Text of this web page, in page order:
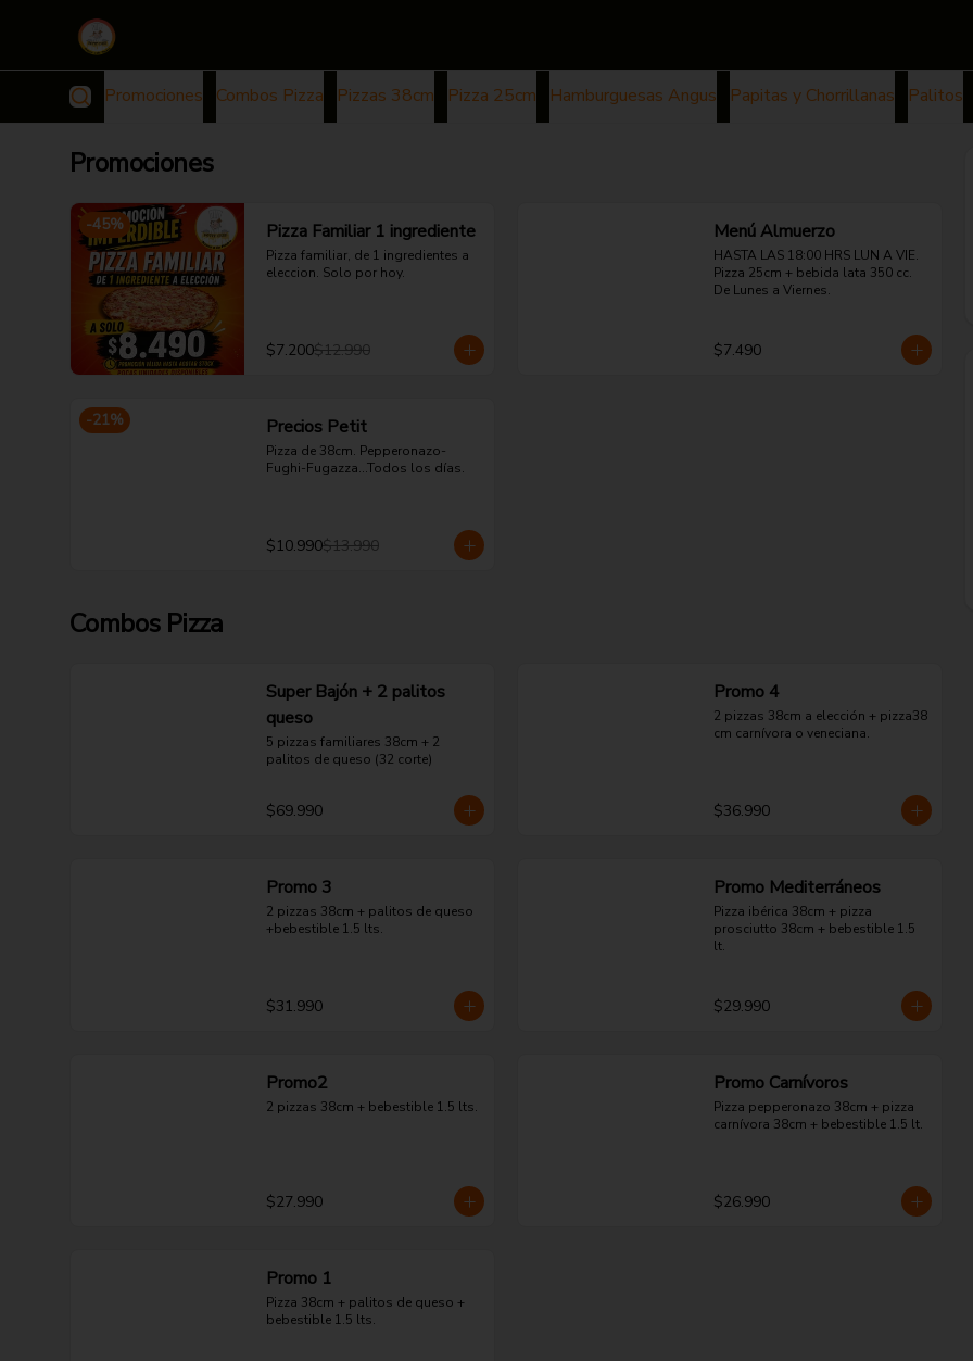
Promociones Combos Pizza Pizzas 38cm Pizza 25cm Hamburguesas Angus Papitas y Chorrillanas Palitos
Promociones
-45% Pizza Familiar 1 ingrediente
Pizza familiar, de 1 ingredientes a
eleccion. Solo por hoy.
$7.200$12.990
Menú Almuerzo
HASTA LAS 18:00 HRS LUN A VIE.
Pizza 25cm + bebida lata 350 cc.
De Lunes a Viernes.
$7.490
-21% Precios Petit
Pizza de 38cm. Pepperonazo-
Fughi-Fugazza...Todos los días.
$10.990$13.990
Combos Pizza
Super Bajón + 2 palitos
queso
5 pizzas familiares 38cm + 2
palitos de queso (32 corte)
$69.990
Promo 4
2 pizzas 38cm a elección + pizza38
cm carnívora o veneciana.
$36.990
Promo 3
2 pizzas 38cm + palitos de queso
+bebestible 1.5 lts.
$31.990
Promo Mediterráneos
Pizza ibérica 38cm + pizza
prosciutto 38cm + bebestible 1.5
lt.
$29.990
Promo2
2 pizzas 38cm + bebestible 1.5 lts.
$27.990
Promo Carnívoros
Pizza pepperonazo 38cm + pizza
carnívora 38cm + bebestible 1.5 lt.
$26.990
Promo 1
Pizza 38cm + palitos de queso +
bebestible 1.5 lts.